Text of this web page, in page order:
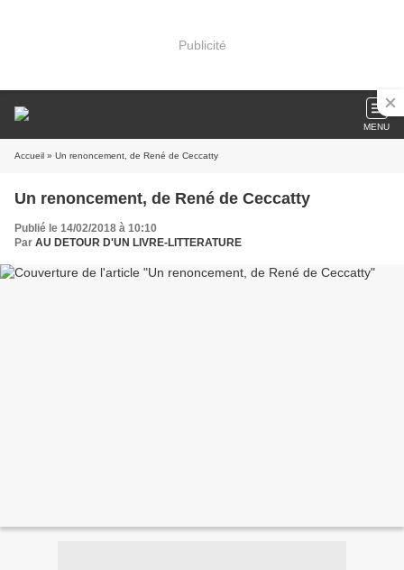
Publicité
MENU
Accueil » Un renoncement, de René de Ceccatty
Un renoncement, de René de Ceccatty
Publié le 14/02/2018 à 10:10
Par AU DETOUR D'UN LIVRE-LITTERATURE